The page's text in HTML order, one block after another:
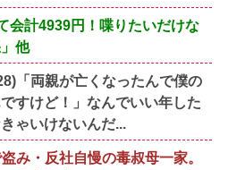
会計4939円！喋りたいだけな
他
「両親が亡くなったんで僕の
すけど！」なんでいい年した
ゃいけないんだ...
み・反社自慢の毒叔母一家。